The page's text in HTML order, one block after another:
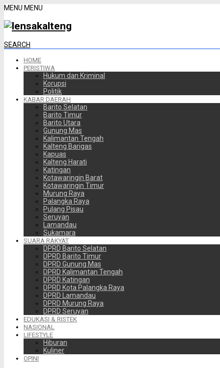
MENU MENU
SEARCH
HOME
PERISTIWA
Hukum dan Kriminal
Korupsi
Politik
KABAR DAERAH
Barito Selatan
Barito Timur
Barito Utara
Gunung Mas
Kalimantan Tengah
Kalteng Barigas
Kapuas
Kalteng Harati
Katingan
Kotawaringin Barat
Kotawaringin Timur
Murung Raya
Palangka Raya
Pulang Pisau
Seruyan
Lamandau
Sukamara
SUARA RAKYAT
DPRD Barito Selatan
DPRD Barito Timur
DPRD Gunung Mas
DPRD Kalimantan Tengah
DPRD Katingan
DPRD Kota Palangka Raya
DPRD Lamandau
DPRD Murung Raya
DPRD Seruyan
EDUKASI & RISTEK
NASIONAL
LIFESTYLE
Hiburan
Kuliner
OPINI